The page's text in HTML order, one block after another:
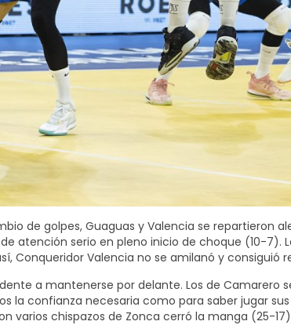
de golpes, Guaguas y Valencia se repartieron
atención serio en pleno inicio de choque (10-7).
Conqueridor Valencia no se amilanó y consiguió
a mantenerse por delante. Los de Camarero
la confianza necesaria como para saber jugar
varios chispazos de Zonca cerró la manga (25-